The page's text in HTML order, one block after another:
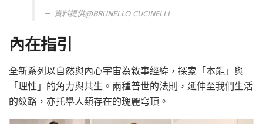
資料提供@BRUNELLO CUCINELLI
內在指引
全新系列以自然與內心宇宙為敘事經緯，探索「本能」與
「理性」的角力與共生。兩種普世的法則，延伸至我們生活
的紋路，亦托舉人類存在的瑰麗穹頂。